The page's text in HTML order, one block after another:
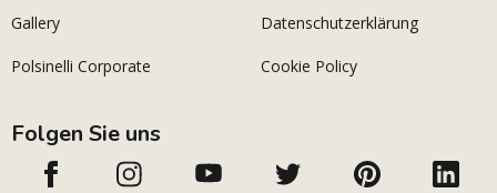
Gallery
Polsinelli Corporate
Datenschutzerklärung
Cookie Policy
Folgen Sie uns